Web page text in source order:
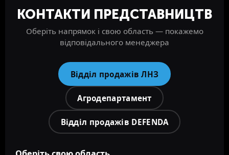
КОНТАКТИ ПРЕДСТАВНИЦТВ
Оберіть напрямок і свою область — покажемо
відповідального менеджера
Відділ продажів ЛНЗ
Агродепартамент
Відділ продажів DEFENDA